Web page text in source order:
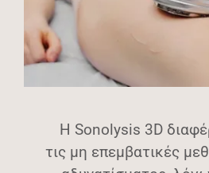
Η Sonolysis 3D
τις μη επεμβατικές